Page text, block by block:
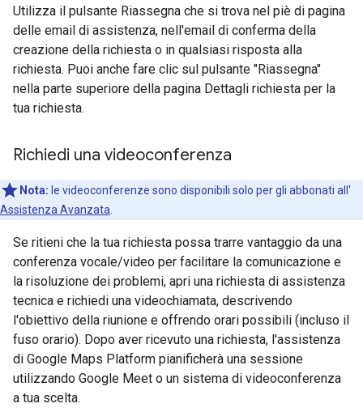
Utilizza il pulsante Riassegna che si trova nel piè di pagina
delle email di assistenza, nell'email di conferma della
creazione della richiesta o in qualsiasi risposta alla
richiesta. Puoi anche fare clic sul pulsante "Riassegna"
nella parte superiore della pagina Dettagli richiesta per la
tua richiesta.
Richiedi una videoconferenza
Nota: le videoconferenze sono disponibili solo per gli abbonati all'
Assistenza Avanzata
Se ritieni che la tua richiesta possa trarre vantaggio da una
conferenza vocale/video per facilitare la comunicazione e
la risoluzione dei problemi, apri una richiesta di assistenza
tecnica e richiedi una videochiamata, descrivendo
l'obiettivo della riunione e offrendo orari possibili (incluso il
fuso orario). Dopo aver ricevuto una richiesta, l'assistenza
di Google Maps Platform pianificherà una sessione
utilizzando Google Meet o un sistema di videoconferenza
a tua scelta.